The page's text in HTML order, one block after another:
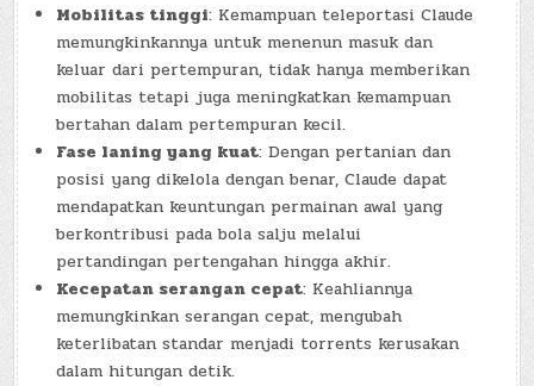
Mobilitas tinggi: Kemampuan teleportasi Claude
memungkinkannya untuk menenun masuk dan
keluar dari pertempuran, tidak hanya memberikan
mobilitas tetapi juga meningkatkan kemampuan
bertahan dalam pertempuran kecil.
Fase laning yang kuat: Dengan pertanian dan
posisi yang dikelola dengan benar, Claude dapat
mendapatkan keuntungan permainan awal yang
berkontribusi pada bola salju melalui
pertandingan pertengahan hingga akhir.
Kecepatan serangan cepat: Keahliannya
memungkinkan serangan cepat, mengubah
keterlibatan standar menjadi torrents kerusakan
dalam hitungan detik.